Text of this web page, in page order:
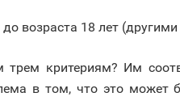
возраста 18 лет
критериям? Им
в том, что это может